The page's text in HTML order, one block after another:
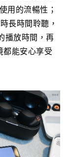
用的流暢性；
長時間聆聽，
播放時間，再
都能安心享受